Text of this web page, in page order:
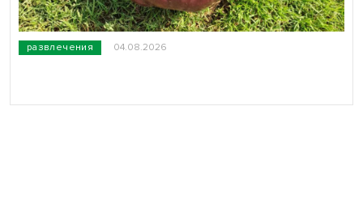
развлечения 04.08.2026